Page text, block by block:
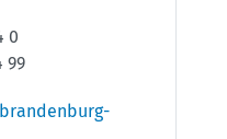
0
99